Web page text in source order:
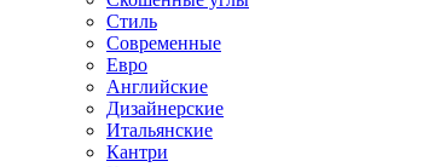
Стиль
Современные
Евро
Английские
Дизайнерские
Итальянские
Кантри